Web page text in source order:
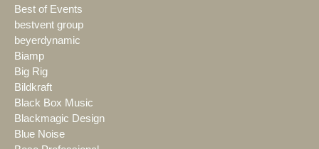
Best of Events
bestvent group
beyerdynamic
Biamp
Big Rig
Bildkraft
Black Box Music
Blackmagic Design
Blue Noise